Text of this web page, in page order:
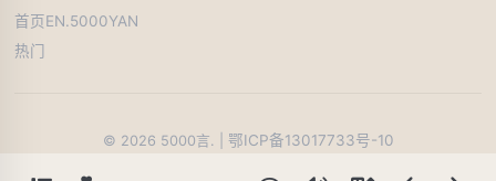
首页
热门
EN.5000YAN
© 2026 5000言. | 鄂ICP备13017733号-10